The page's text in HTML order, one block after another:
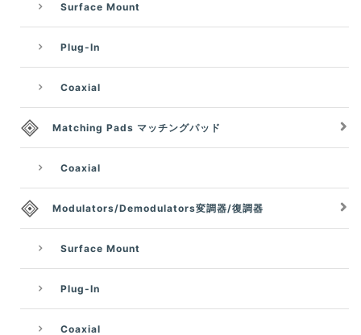
Surface Mount
Plug-In
Coaxial
Matching Pads マッチングパッド
Coaxial
Modulators/Demodulators変調器/復調器
Surface Mount
Plug-In
Coaxial